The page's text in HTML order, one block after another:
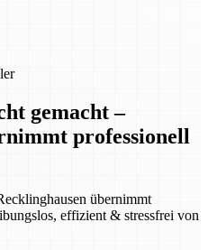
gemacht –
professionell
übernimmt
effizient & stressfrei von